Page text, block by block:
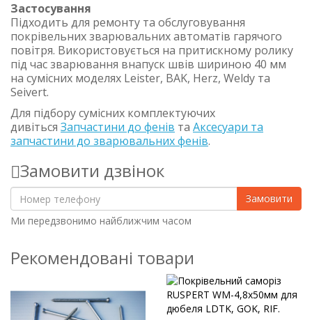
Застосування
Підходить для ремонту та обслуговування
покрівельних зварювальних автоматів гарячого
повітря. Використовується на притискному ролику
під час зварювання внапуск швів шириною 40 мм
на сумісних моделях Leister, BAK, Herz, Weldy та
Seivert.
Для підбору сумісних комплектуючих
дивіться Запчастини до фенів та Аксесуари та
запчастини до зварювальних фенів.
Замовити дзвінок
Замовити
Ми передзвонимо найближчим часом
Рекомендовані товари